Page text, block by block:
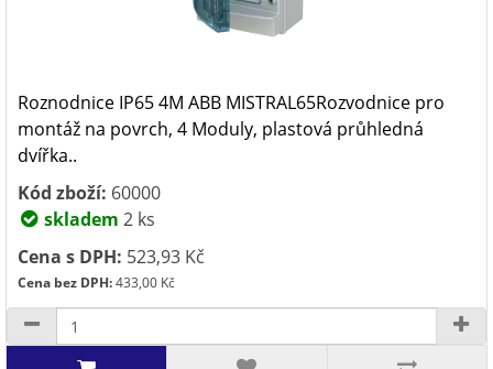
Roznodnice IP65 4M ABB MISTRAL65Rozvodnice pro
montáž na povrch, 4 Moduly, plastová průhledná
dvířka..
Kód zboží: 60000
skladem 2 ks
Cena s DPH: 523,93 Kč
Cena bez DPH:433,00 Kč